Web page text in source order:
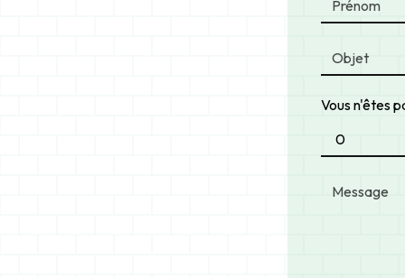
Vous n'êtes